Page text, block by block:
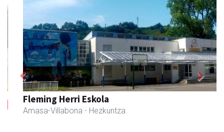
Fleming Herri Eskola
Amasa-Villabona - Hezkuntza
Previous Next